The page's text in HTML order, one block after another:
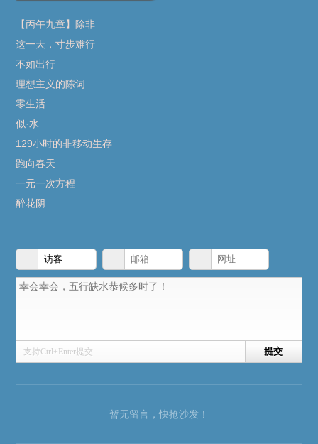
【丙午九章】除非
这一天，寸步难行
不如出行
理想主义的陈词
零生活
似·水
129小时的非移动生存
跑向春天
一元一次方程
醉花阴
支持Ctrl+Enter提交
暂无留言，快抢沙发！